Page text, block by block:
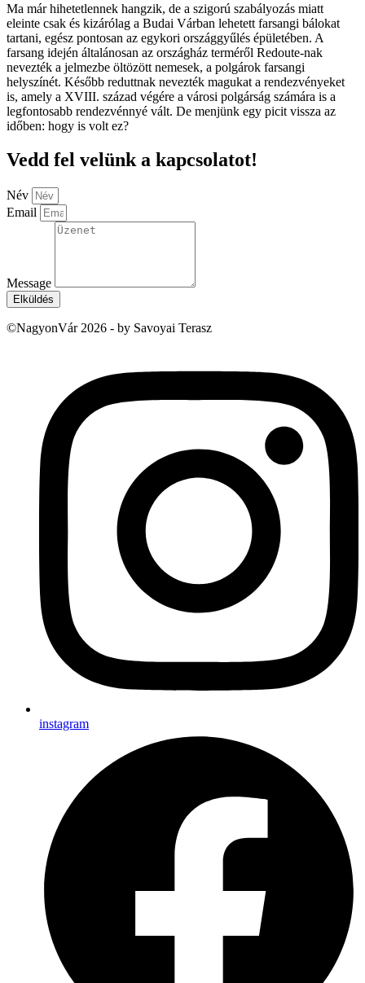
Ma már hihetetlennek hangzik, de a szigorú szabályozás miatt
eleinte csak és kizárólag a Budai Várban lehetett farsangi bálokat
tartani, egész pontosan az egykori országgyűlés épületében. A
farsang idején általánosan az országház terméről Redoute-nak
nevezték a jelmezbe öltözött nemesek, a polgárok farsangi
helyszínét. Később reduttnak nevezték magukat a rendezvényeket
is, amely a XVIII. század végére a városi polgárság számára is a
legfontosabb rendezvénnyé vált. De menjünk egy picit vissza az
időben: hogy is volt ez?
Vedd fel velünk a kapcsolatot!
Név
Email
Message
Elküldés
©NagyonVár 2026 - by Savoyai Terasz
instagram